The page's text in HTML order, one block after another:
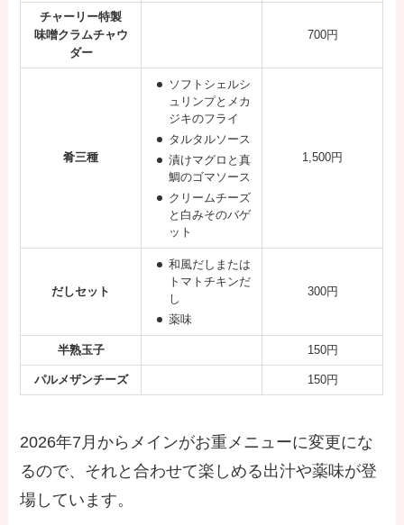
チャーリー特製
味噌クラムチャウ
ダー
700円
肴三種
ソフトシェルシ
ュリンプとメカ
ジキのフライ
タルタルソース
漬けマグロと真
鯛のゴマソース
クリームチーズ
と白みそのバゲ
ット
1,500円
だしセット
和風だしまたは
トマトチキンだ
し
薬味
300円
半熟玉子 150円
パルメザンチーズ 150円
2026年7月からメインがお重メニューに変更にな
るので、それと合わせて楽しめる出汁や薬味が登
場しています。